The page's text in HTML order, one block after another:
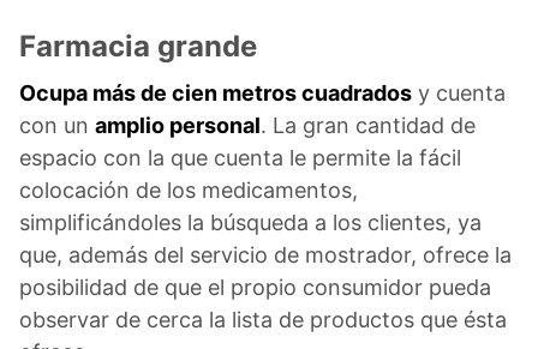
Farmacia grande
Ocupa más de cien metros cuadrados y cuenta
con un amplio personal. La gran cantidad de
espacio con la que cuenta le permite la fácil
colocación de los medicamentos,
simplificándoles la búsqueda a los clientes, ya
que, además del servicio de mostrador, ofrece la
posibilidad de que el propio consumidor pueda
observar de cerca la lista de productos que ésta